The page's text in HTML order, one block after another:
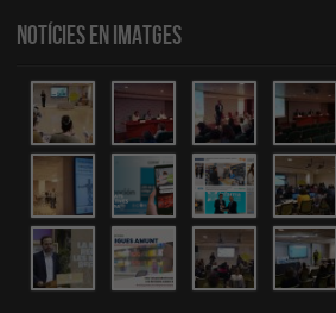
Notícies en Imatges